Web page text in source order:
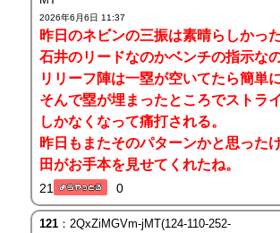
2026年6月6日 11:37
昨日のネビンの三振は素晴らしかっ
石井のリードなのかベンチの指示な
リリーフ陣は一塁が空いてたら簡単
そんで塁が埋まったところでストラ
しかなくなって痛打される。
昨日もまたそのパターンかと思った
田がお手本を見せてくれたね。
21 0
121：2QxZiMGVm-jMT(124-110-252-